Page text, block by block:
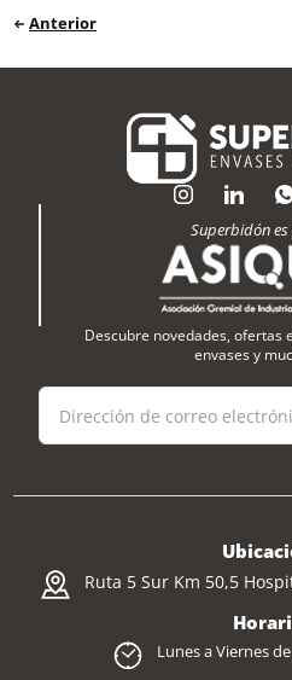
Anterior
Superbidón
Descubre novedades, ofertas
envases y
Ruta 5 Sur Km 50,5
Lunes a Viernes de